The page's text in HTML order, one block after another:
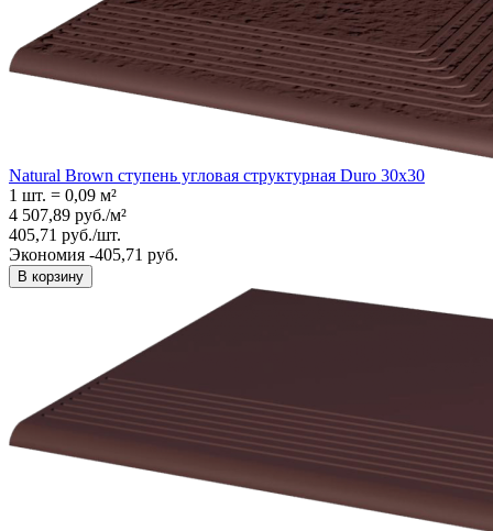
Natural Brown ступень угловая структурная Duro 30x30
1 шт. = 0,09 м²
4 507,89 руб./м²
405,71 руб./шт.
Экономия -405,71 руб.
В корзину